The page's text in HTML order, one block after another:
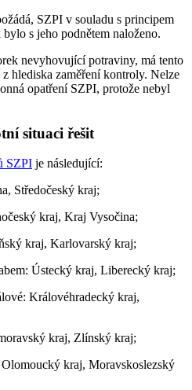
SZPI v souladu s principem
s jeho podnětem naloženo.
nevyhovující potraviny, má tento
hlediska zaměření kontroly. Nelze
opatření SZPI, protože nebyl
situaci řešit
SZPI je následující:
Středočeský kraj;
kraj, Kraj Vysočina;
kraj, Karlovarský kraj;
Ústecký kraj, Liberecký kraj;
Královéhradecký kraj,
kraj, Zlínský kraj;
kraj, Moravskoslezský